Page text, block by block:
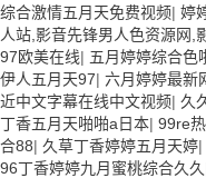
综合激情五月天免费视频| 婷
人站,影音先锋男人色资源网,
97欧美在线| 五月婷婷综合色
伊人五月天97| 六月婷婷最新
近中文字幕在线中文视频| 久
丁香五月天啪啪a日本| 99re
合88| 久草丁香婷婷五月天婷|
96丁香婷婷九月蜜桃综合久久